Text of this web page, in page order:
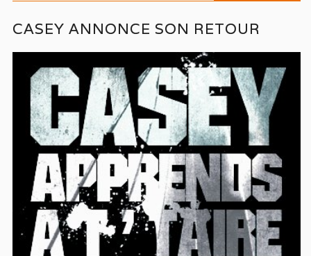
CASEY ANNONCE SON RETOUR